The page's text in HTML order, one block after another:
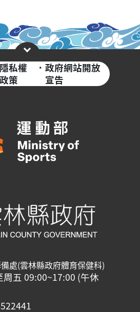
隱私權
政策
·政府網站開放
宣告
處(雲林縣政府體育保健科)
五 09:00~17:00 (午休